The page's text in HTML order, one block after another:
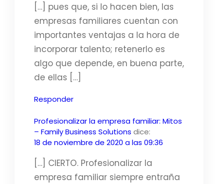
[…] pues que, si lo hacen bien, las
empresas familiares cuentan con
importantes ventajas a la hora de
incorporar talento; retenerlo es
algo que depende, en buena parte,
de ellas […]
Responder
Profesionalizar la empresa familiar: Mitos
– Family Business Solutions dice:
18 de noviembre de 2020 a las 09:36
[…] CIERTO. Profesionalizar la
empresa familiar siempre entraña